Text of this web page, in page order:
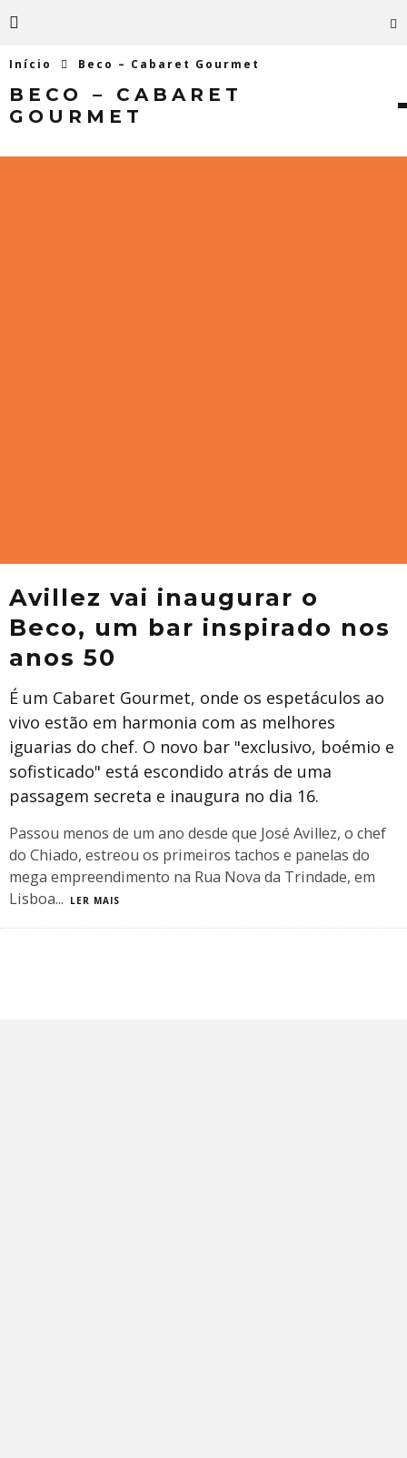
Início Beco – Cabaret Gourmet
BECO – CABARET
GOURMET
Avillez vai inaugurar o
Beco, um bar inspirado nos
anos 50
É um Cabaret Gourmet, onde os espetáculos ao
vivo estão em harmonia com as melhores
iguarias do chef. O novo bar "exclusivo, boémio e
sofisticado" está escondido atrás de uma
passagem secreta e inaugura no dia 16.
Passou menos de um ano desde que José Avillez, o chef
do Chiado, estreou os primeiros tachos e panelas do
mega empreendimento na Rua Nova da Trindade, em
Lisboa... LER MAIS